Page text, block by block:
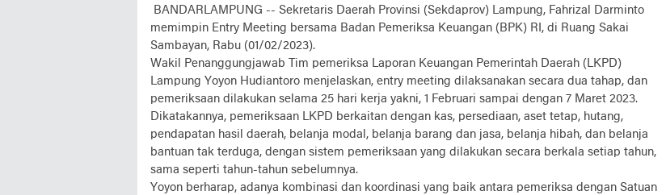
BANDARLAMPUNG -- Sekretaris Daerah Provinsi (Sekdaprov) Lampung, Fahrizal Darminto
memimpin Entry Meeting bersama Badan Pemeriksa Keuangan (BPK) RI, di Ruang Sakai
Sambayan, Rabu (01/02/2023).
Wakil Penanggungjawab Tim pemeriksa Laporan Keuangan Pemerintah Daerah (LKPD)
Lampung Yoyon Hudiantoro menjelaskan, entry meeting dilaksanakan secara dua tahap, dan
pemeriksaan dilakukan selama 25 hari kerja yakni, 1 Februari sampai dengan 7 Maret 2023.
Dikatakannya, pemeriksaan LKPD berkaitan dengan kas, persediaan, aset tetap, hutang,
pendapatan hasil daerah, belanja modal, belanja barang dan jasa, belanja hibah, dan belanja
bantuan tak terduga, dengan sistem pemeriksaan yang dilakukan secara berkala setiap tahun,
sama seperti tahun-tahun sebelumnya.
Yoyon berharap, adanya kombinasi dan koordinasi yang baik antara pemeriksa dengan Satuan